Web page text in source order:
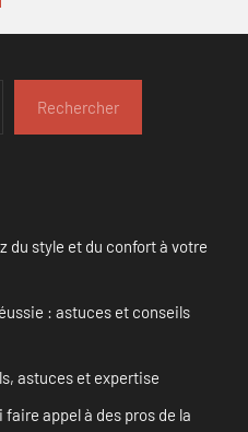
Rechercher
du style et du confort à votre
: astuces et conseils
astuces et expertise
appel à des pros de la